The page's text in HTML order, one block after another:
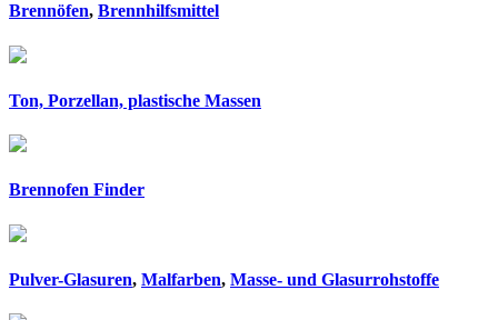
Brennöfen, Brennhilfsmittel
Ton, Porzellan, plastische Massen
Brennofen Finder
Pulver-Glasuren, Malfarben, Masse- und Glasurrohstoffe